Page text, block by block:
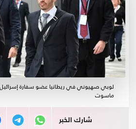
لوبي صهيوني في ريطانيا عضو سفارة
ماسوت
شارك الخبر